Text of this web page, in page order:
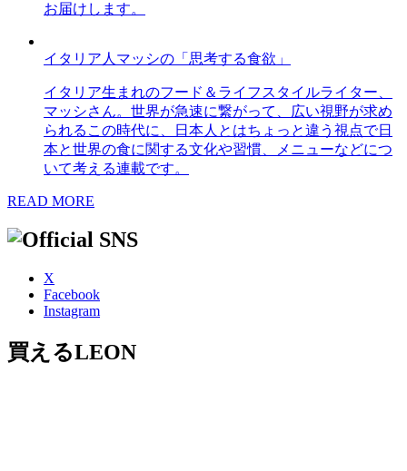
お届けします。
イタリア人マッシの「思考する食欲」
イタリア生まれのフード＆ライフスタイルライター、
マッシさん。世界が急速に繋がって、広い視野が求め
られるこの時代に、日本人とはちょっと違う視点で日
本と世界の食に関する文化や習慣、メニューなどにつ
いて考える連載です。
READ MORE
X
Facebook
Instagram
買えるLEON